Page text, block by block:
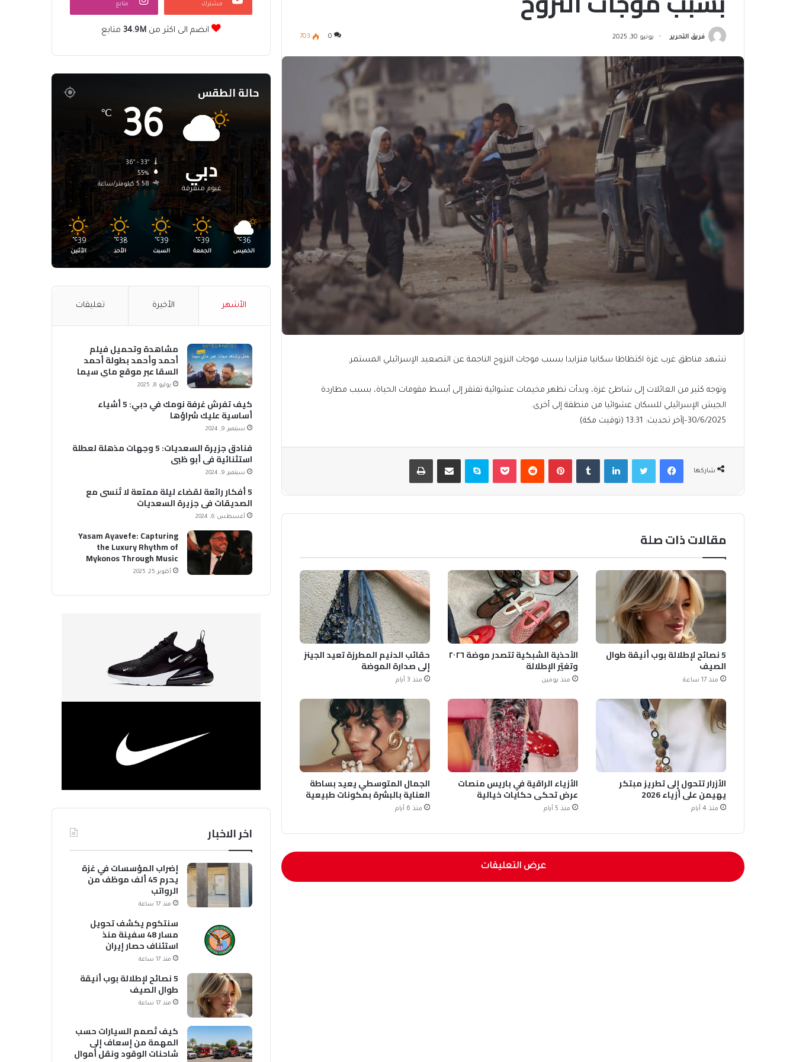
فريق التحرير يونيو 30, 2025 0
703
تشهد مناطق غرب غزة اكتظاظا سكانيا متزايدا بسبب موجات النزوح الناجمة عن التصعيد الإسرائيلي المستمر.
وتوجه كثير من العائلات إلى شاطئ غزة، وبدأت تظهر مخيمات عشوائية تفتقر إلى أبسط مقومات الحياة، بسبب مطاردة
الجيش الإسرائيلي للسكان عشوائيا من منطقة إلى أخرى.
30/6/2025
– آخر تحديث: 13:31 (توقيت مكة)
شاركها
فيسبوكتويتر لينكدإن بينتيريست بوكيت سكايب مشاركة عبر البريد طباعة
مقالات ذات صلة
5 نصائح لإطلالة بوب أنيقة طوال
الصيف
منذ 17 ساعة
الأحذية الشبكية تتصدر موضة ٢٠٢٦
وتغيّر الإطلالة
منذ يومين
حقائب الدنيم المطرزة تعيد الجينز
إلى صدارة الموضة
منذ 3 أيام
الأزرار تتحول إلى تطريز مبتكر
يهيمن على أزياء 2026
منذ 4 أيام
الأزياء الراقية في باريس منصات
عرض تحكي حكايات خيالية
منذ 5 أيام
الجمال المتوسطي يعيد بساطة
العناية بالبشرة بمكونات طبيعية
منذ 6 أيام
عرض التعليقات
مشترك متابع
انضم الى اكثر من34.9M متابع
حالة الطقس
دبي
غيوم متفرقة
36
℃
55%
5.58 كيلومتر/ساعة
36
℃
الخميس
39
℃
الجمعة
39
℃
السبت
38
℃
الأحد
39
℃
الأثنين
الأشهر الأخيرة تعليقات
مشاهدة وتحميل فيلم
أحمد وأحمد بطولة أحمد
السقا عبر موقع ماي سيما
MyCima (وي سيما WeCima)
يوليو 8, 2025
كيف تفرش غرفة نومك في دبي: 5 أشياء
أساسية عليك شراؤها
سبتمبر 9, 2024
فنادق جزيرة السعديات: 5 وجهات مذهلة لعطلة
استثنائية في أبو ظبي
سبتمبر 9, 2024
5 أفكار رائعة لقضاء ليلة ممتعة لا تُنسى مع
الصديقات في جزيرة السعديات
أغسطس 6, 2024
Yasam Ayavefe: Capturing
the Luxury Rhythm of
Mykonos Through Music
أكتوبر 25, 2025
اخر الاخبار
إضراب المؤسسات في غزة
يحرم 45 ألف موظف من
الرواتب
منذ 17 ساعة
سنتكوم يكشف تحويل
مسار 48 سفينة منذ
استئناف حصار إيران
منذ 17 ساعة
5 نصائح لإطلالة بوب أنيقة
طوال الصيف
منذ 17 ساعة
كيف تُصمم السيارات حسب
المهمة من إسعاف إلى
شاحنات الوقود ونقل أموال